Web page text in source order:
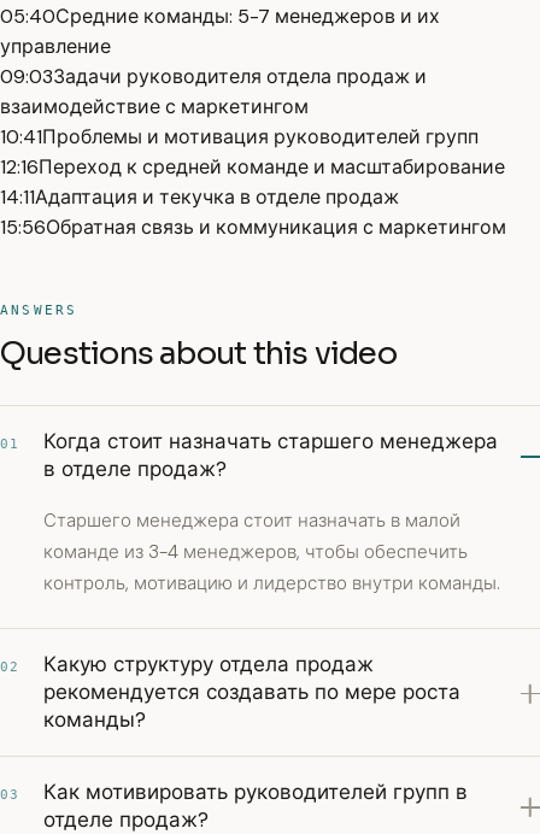
05:40Средние команды: 5-7 менеджеров и их
управление
09:03Задачи руководителя отдела продаж и
взаимодействие с маркетингом
10:41Проблемы и мотивация руководителей групп
12:16Переход к средней команде и масштабирование
14:11Адаптация и текучка в отделе продаж
15:56Обратная связь и коммуникация с маркетингом
ANSWERS
Questions about this video
01
Когда стоит назначать старшего менеджера
в отделе продаж?
Старшего менеджера стоит назначать в малой
команде из 3-4 менеджеров, чтобы обеспечить
контроль, мотивацию и лидерство внутри команды.
02
Какую структуру отдела продаж
рекомендуется создавать по мере роста
команды?
03
Как мотивировать руководителей групп в
отделе продаж?